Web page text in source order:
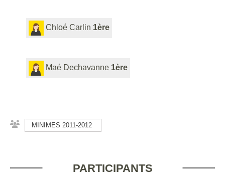
Chloé Carlin 1ère
Maé Dechavanne 1ère
MINIMES 2011-2012
PARTICIPANTS